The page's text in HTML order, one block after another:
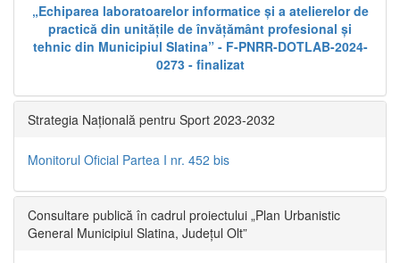
„Echiparea laboratoarelor informatice și a atelierelor de
practică din unitățile de învățământ profesional și
tehnic din Municipiul Slatina” - F-PNRR-DOTLAB-2024-
0273 - finalizat
Strategia Națională pentru Sport 2023-2032
Monitorul Oficial Partea I nr. 452 bis
Consultare publică în cadrul proiectului „Plan Urbanistic
General Municipiul Slatina, Județul Olt”